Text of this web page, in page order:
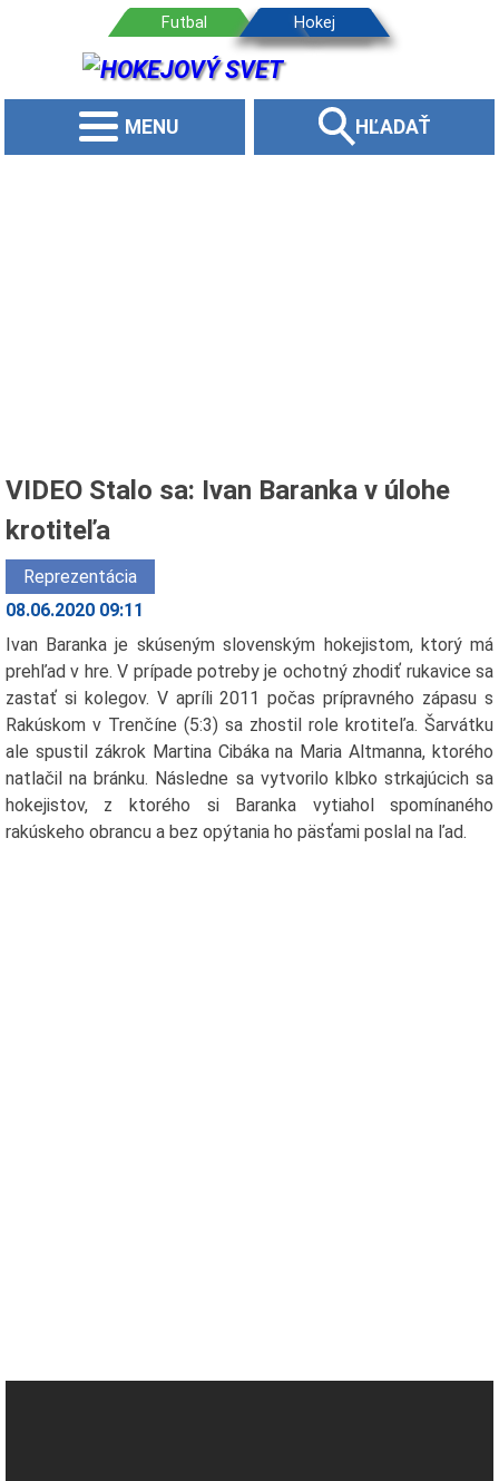
MENU HĽADAŤ
VIDEO Stalo sa: Ivan Baranka v úlohe
krotiteľa
Reprezentácia
08.06.2020 09:11
Ivan Baranka je skúseným slovenským hokejistom, ktorý má
prehľad v hre. V prípade potreby je ochotný zhodiť rukavice sa
zastať si kolegov. V apríli 2011 počas prípravného zápasu s
Rakúskom v Trenčíne (5:3) sa zhostil role krotiteľa. Šarvátku
ale spustil zákrok Martina Cibáka na Maria Altmanna, ktorého
natlačil na bránku. Následne sa vytvorilo klbko strkajúcich sa
hokejistov, z ktorého si Baranka vytiahol spomínaného
rakúskeho obrancu a bez opýtania ho päsťami poslal na ľad.